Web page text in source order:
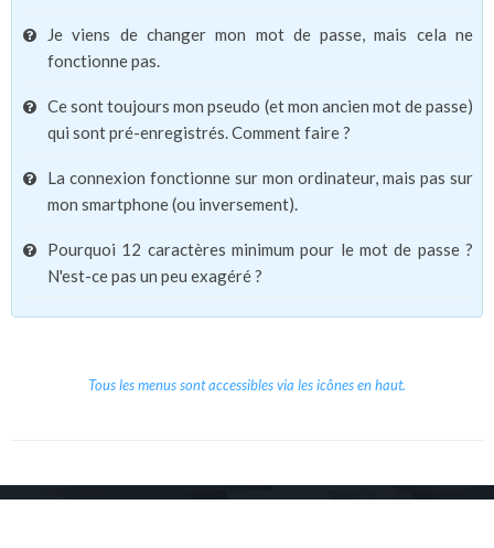
Je viens de changer mon mot de passe, mais cela ne
fonctionne pas.
Ce sont toujours mon pseudo (et mon ancien mot de passe)
qui sont pré-enregistrés. Comment faire ?
La connexion fonctionne sur mon ordinateur, mais pas sur
mon smartphone (ou inversement).
Pourquoi 12 caractères minimum pour le mot de passe ?
N'est-ce pas un peu exagéré ?
Tous les menus sont accessibles via les icônes en haut.